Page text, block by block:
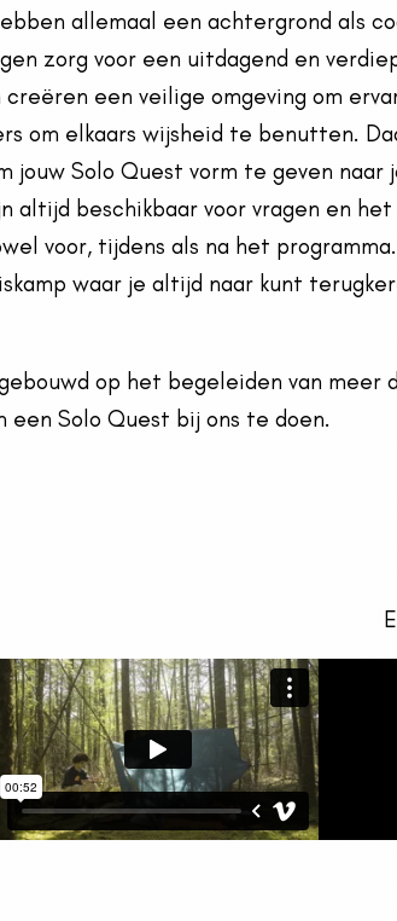
allemaal een achtergrond als
zorg voor een uitdagend en
een veilige omgeving om
om elkaars wijsheid te benutten.
jouw Solo Quest vorm te geven naar
altijd beschikbaar voor vragen en
voor, tijdens als na het
waar je altijd naar kunt
op het begeleiden van meer
een Solo Quest bij ons te doen.